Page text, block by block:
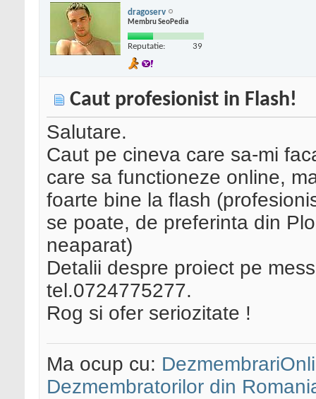
dragoserv
Membru SeoPedia
Reputatie: 39
Caut profesionist in Flash!
Salutare.
Caut pe cineva care sa-mi
care sa functioneze online,
foarte bine la flash
se poate, de preferinta din
neaparat)
Detalii despre proiect pe
tel.0724775277.
Rog si ofer seriozitate !
Ma ocup cu:
Dezmembratorilor din